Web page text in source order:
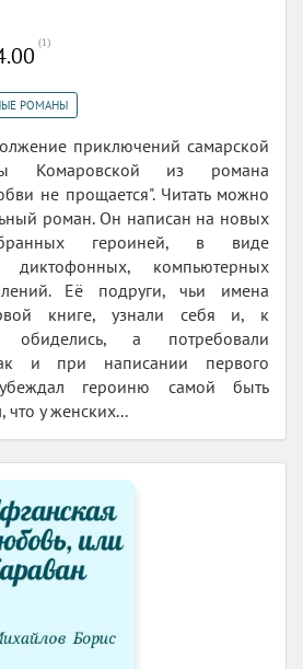
(1)
РОМАНЫ
приключений самарской
Комаровской из романа
не прощается". Читать можно
роман. Он написан на новых
героиней, в виде
компьютерных
Её подруги, чьи имена
книге, узнали себя и, к
а потребовали
и при написании первого
героиню самой быть
что у женских...